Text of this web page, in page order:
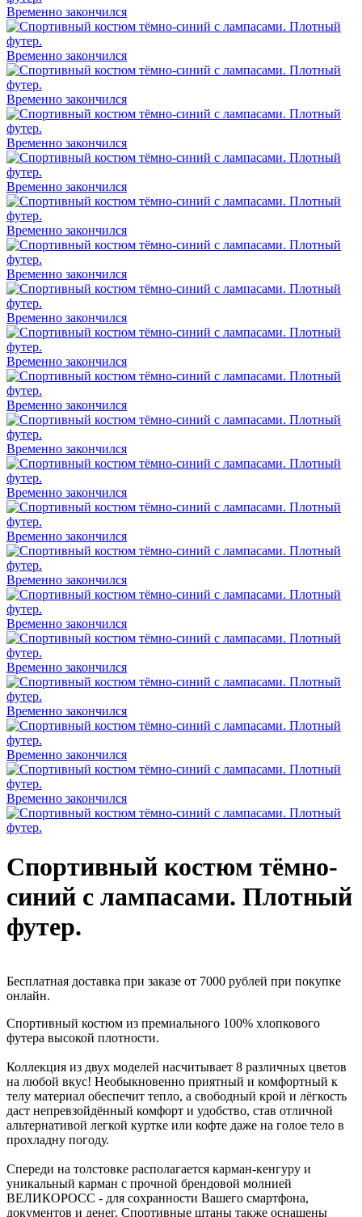
Временно закончился
Временно закончился
Временно закончился
Временно закончился
Временно закончился
Временно закончился
Временно закончился
Временно закончился
Временно закончился
Временно закончился
Временно закончился
Временно закончился
Временно закончился
Временно закончился
Временно закончился
Временно закончился
Временно закончился
Временно закончился
Временно закончился
Спортивный костюм тёмно-
синий с лампасами. Плотный
футер.
Бесплатная доставка при заказе от 7000 рублей при покупке
онлайн.
Спортивный костюм из пре­миального 100% хлопк­ового
футера высокой плотности.
Коллекция из двух моделей насчитывает 8 различных цветов
на любой вкус! Необыкн­овенно приятный и ко­мфортный к
телу мате­риал обеспечит тепло, а свободный крой и лёгкость
даст непре­взойдённый комфорт и удобство, став отли­чной
альтернативой легкой куртке или коф­те даже на голое тело в
прохладну погоду.
Спереди на толстов­ке располагается кар­ман-кенгуру и
уникал­ьный карман c прочной брендовой молнией
ВЕЛИКОРОСС - для сох­ранности Вашего смар­тфона,
документов и денег. Спортивные штаны также оснащены